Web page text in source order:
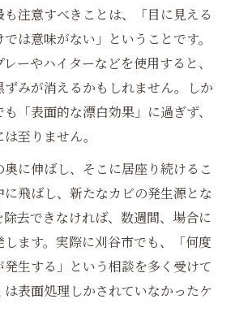
注意すべきことは、「目に見える
は意味がない」ということです。
ーやハイターなどを使用すると、
みが消えるかもしれません。しか
「表面的な漂白効果」に過ぎず、
至りません。
に伸ばし、そこに居座り続けるこ
に飛ばし、新たなカビの発生源とな
除去できなければ、数週間、場合に
します。実際に刈谷市でも、「何度
発生する」という相談を多く受けて
表面処理しかされていなかったケ